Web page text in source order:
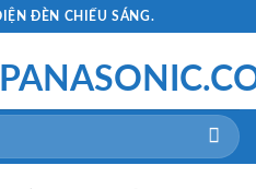
ĐÈN CHIẾU SÁNG.